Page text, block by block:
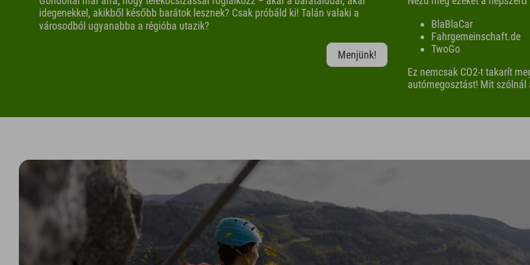
idegenekkel, akikből később barátok lesznek? Csak próbáld ki! Talán valaki a
városodból ugyanabba a régióba utazik?
Menjünk!
BlaBlaCar
Fahrgemeinschaft.de
TwoGo
Ez nemcsak CO2-t takarít
autómegosztást! Mit szólnál